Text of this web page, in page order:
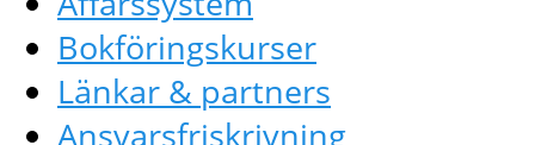
Bokföringskurser
Länkar & partners
Ansvarsfriskrivning